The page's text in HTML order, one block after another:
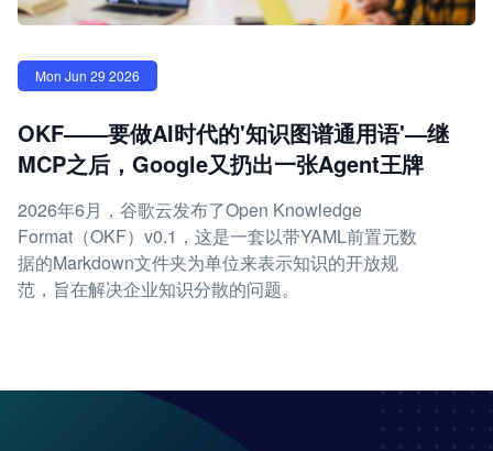
Mon Jun 29 2026
OKF——要做AI时代的'知识图谱通用语'—继
MCP之后，Google又扔出一张Agent王牌
2026年6月，谷歌云发布了Open Knowledge
Format（OKF）v0.1，这是一套以带YAML前置元数
据的Markdown文件夹为单位来表示知识的开放规
范，旨在解决企业知识分散的问题。